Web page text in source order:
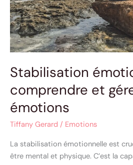
Stabilisation
comprendre et
émotions
Tiffany Gerard / Emotions
La stabilisation émotionnelle est
être mental et physique. C’est la
émotions